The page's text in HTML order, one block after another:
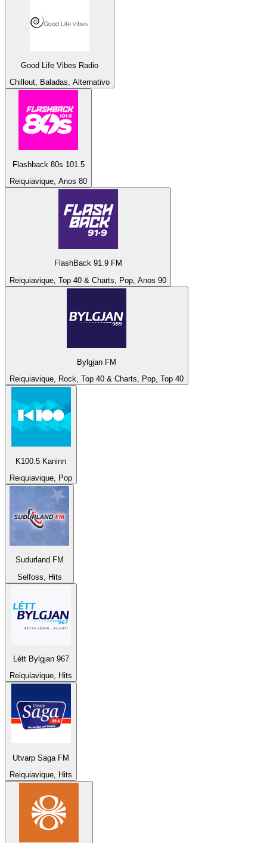
Good Life Vibes Radio
Chillout, Baladas, Alternativo
Flashback 80s 101.5
Reiquiavique, Anos 80
FlashBack 91.9 FM
Reiquiavique, Top 40 & Charts, Pop, Anos 90
Bylgjan FM
Reiquiavique, Rock, Top 40 & Charts, Pop, Top 40
K100.5 Kaninn
Reiquiavique, Pop
Sudurland FM
Selfoss, Hits
Létt Bylgjan 967
Reiquiavique, Hits
Utvarp Saga FM
Reiquiavique, Hits